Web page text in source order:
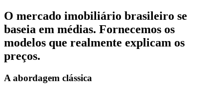
O mercado imobiliário brasileiro se
baseia em médias. Fornecemos os
modelos que realmente explicam os
preços.
A abordagem clássica